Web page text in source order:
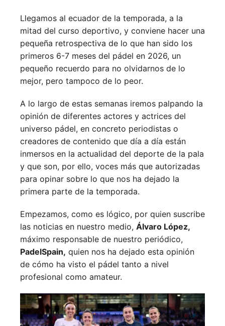
Llegamos al ecuador de la temporada, a la
mitad del curso deportivo, y conviene hacer una
pequeña retrospectiva de lo que han sido los
primeros 6-7 meses del pádel en 2026, un
pequeño recuerdo para no olvidarnos de lo
mejor, pero tampoco de lo peor.
A lo largo de estas semanas iremos palpando la
opinión de diferentes actores y actrices del
universo pádel, en concreto periodistas o
creadores de contenido que día a día están
inmersos en la actualidad del deporte de la pala
y que son, por ello, voces más que autorizadas
para opinar sobre lo que nos ha dejado la
primera parte de la temporada.
Empezamos, como es lógico, por quien suscribe
las noticias en nuestro medio, Álvaro López,
máximo responsable de nuestro periódico,
PadelSpain, quien nos ha dejado esta opinión
de cómo ha visto el pádel tanto a nivel
profesional como amateur.